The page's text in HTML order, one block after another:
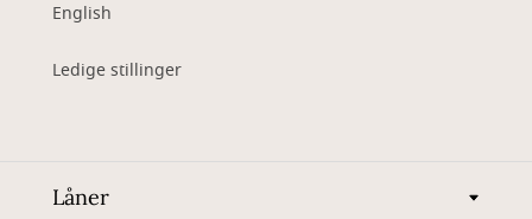
English
Ledige stillinger
Låner